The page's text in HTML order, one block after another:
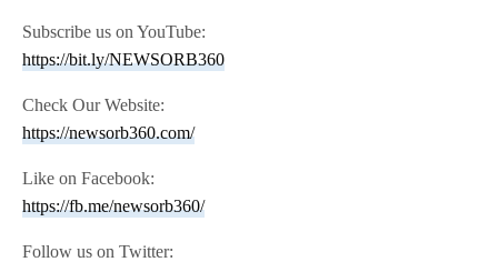
Subscribe us on YouTube:
https://bit.ly/NEWSORB360
Check Our Website:
https://newsorb360.com/
Like on Facebook:
https://fb.me/newsorb360/
Follow us on Twitter: